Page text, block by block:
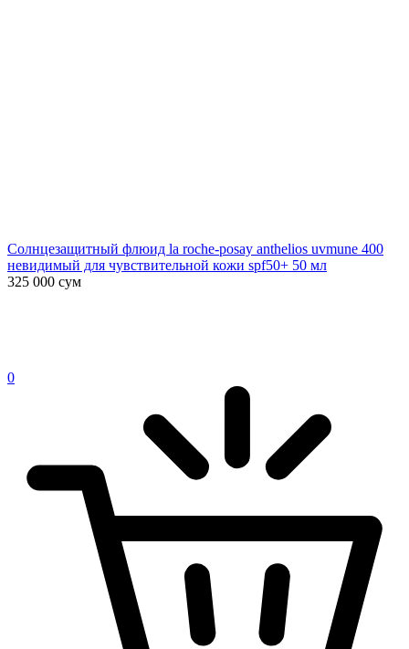
Солнцезащитный флюид la roche-posay anthelios uvmune 400
невидимый для чувствительной кожи spf50+ 50 мл
325 000 сум
0